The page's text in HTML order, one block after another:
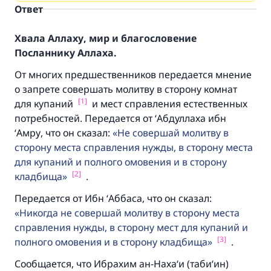
Ответ
Хвала Аллаху, мир и благословение
Посланнику Аллаха.
От многих предшественников передается мнение
о запрете совершать молитву в сторону комнат
для купаний [1] и мест справления естественных
потребностей. Передается от ‘Абдуллаха ибн
‘Амру, что он сказал:
Не совершай молитву в
сторону места справления нужды, в сторону места
для купаний и полного омовения и в сторону
кладбища
[2] .
Передается от Ибн ‘Аббаса, что он сказал:
Никогда не совершай молитву в сторону места
справления нужды, в сторону мест для купаний и
полного омовения и в сторону кладбища
[3] .
Сообщается, что Ибрахим ан-Наха‘и (таби‘ин)